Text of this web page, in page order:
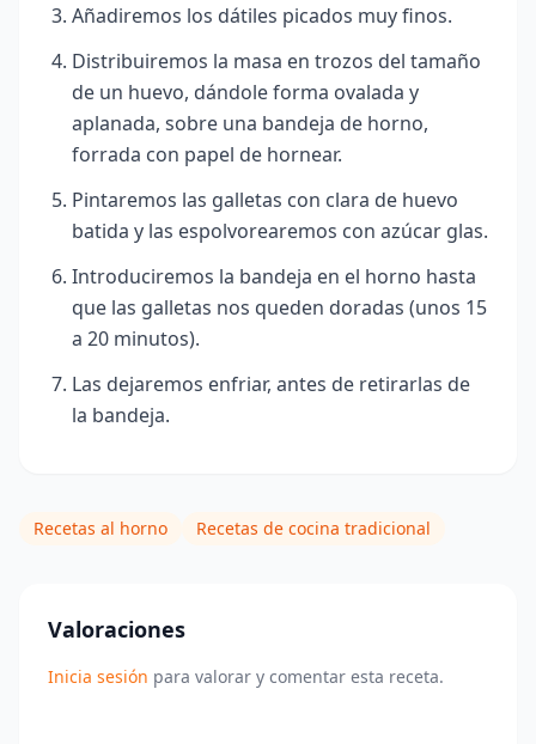
Añadiremos los dátiles picados muy finos.
Distribuiremos la masa en trozos del tamaño
de un huevo, dándole forma ovalada y
aplanada, sobre una bandeja de horno,
forrada con papel de hornear.
Pintaremos las galletas con clara de huevo
batida y las espolvorearemos con azúcar glas.
Introduciremos la bandeja en el horno hasta
que las galletas nos queden doradas (unos 15
a 20 minutos).
Las dejaremos enfriar, antes de retirarlas de
la bandeja.
Recetas al horno Recetas de cocina tradicional
Valoraciones
Inicia sesión para valorar y comentar esta receta.